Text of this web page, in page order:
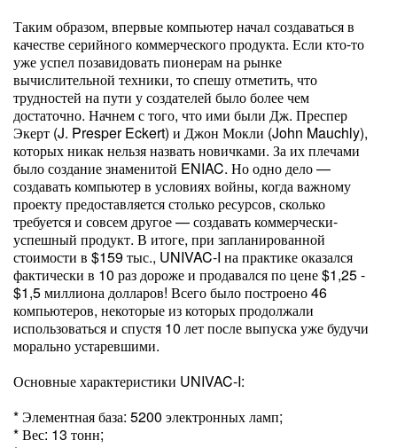
Таким образом, впервые компьютер начал создаваться в
качестве серийного коммерческого продукта. Если кто-то
уже успел позавидовать пионерам на рынке
вычислительной техники, то спешу отметить, что
трудностей на пути у создателей было более чем
достаточно. Начнем с того, что ими были Дж. Преспер
Экерт (J. Presper Eckert) и Джон Мокли (John Mauchly),
которых никак нельзя назвать новичками. За их плечами
было создание знаменитой ENIAC. Но одно дело —
создавать компьютер в условиях войны, когда важному
проекту предоставляется столько ресурсов, сколько
требуется и совсем другое — создавать коммерчески-
успешный продукт. В итоге, при запланированной
стоимости в $159 тыс., UNIVAC-I на практике оказался
фактически в 10 раз дороже и продавался по цене $1,25 -
$1,5 миллиона долларов! Всего было построено 46
компьютеров, некоторые из которых продолжали
использоваться и спустя 10 лет после выпуска уже будучи
морально устаревшими.
Основные характеристики UNIVAC-I:
* Элементная база: 5200 электронных ламп;
* Вес: 13 тонн;